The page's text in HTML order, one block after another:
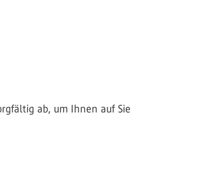
ab, um Ihnen auf Sie